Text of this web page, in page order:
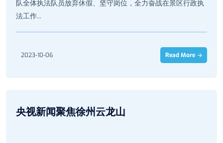
队全体执法队员放弃休假、坚守岗位，全力奋战在景区行政执
法工作...
2023-10-06 Read More
央视新闻聚焦徐州云龙山